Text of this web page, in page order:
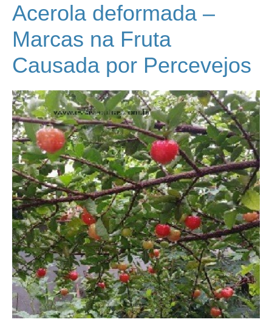
Acerola deformada –
Marcas na Fruta
Causada por Percevejos